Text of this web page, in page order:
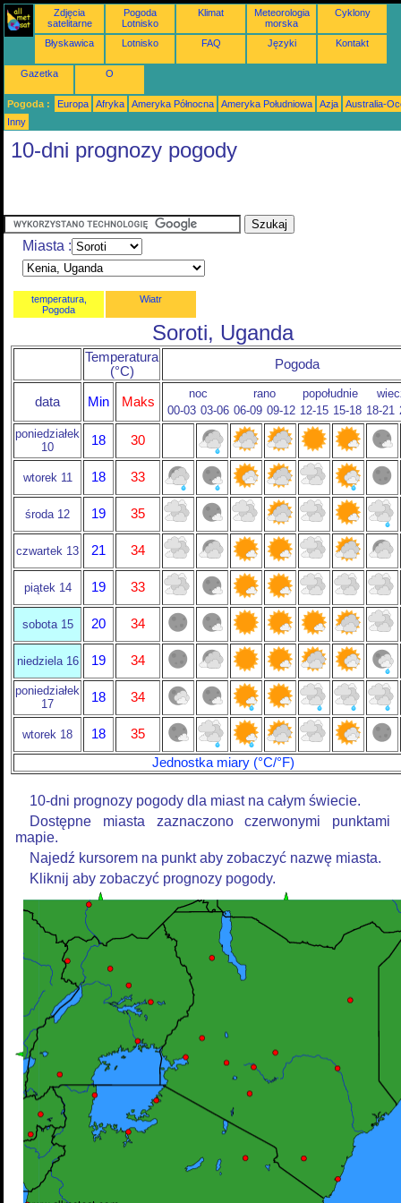
Zdjęcia
satelitarne
Pogoda
Lotnisko
Klimat
Meteorologia
morska
Cyklony
Błyskawica Lotnisko FAQ Języki Kontakt
Gazetka O
Pogoda : Europa Afryka Ameryka Północna Ameryka Południowa Azja
Australia-
Inny
10-dni prognozy pogody
Miasta :
temperatura,
Pogoda
Wiatr
Soroti, Uganda
Temperatura
(°C)
Pogoda
data Min Maks
noc rano popołudnie
00-03 03-06 06-09 09-12 12-15 15-18 18-21
poniedziałek
10
18 30
wtorek 11 18 33
środa 12 19 35
czwartek 13 21 34
piątek 14 19 33
sobota 15 20 34
niedziela 16 19 34
poniedziałek
17
18 34
wtorek 18 18
35
Jednostka miary (°C/°F)
10-dni prognozy pogody dla miast na całym świecie.
Dostępne miasta zaznaczono czerwonymi punktami
mapie.
Najedź kursorem na punkt aby zobaczyć nazwę miasta.
Kliknij aby zobaczyć prognozy pogody.